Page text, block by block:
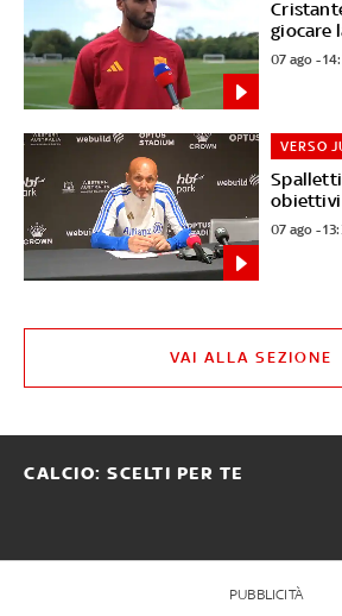
giocare
07 ago -
obiettivi
VERSO
07 ago -
VAI ALLA SEZIONE
CALCIO: SCELTI PER TE
PUBBLICITÀ